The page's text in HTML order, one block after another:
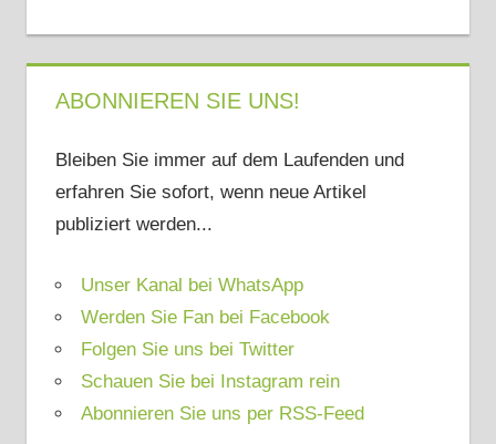
ABONNIEREN SIE UNS!
Bleiben Sie immer auf dem Laufenden und
erfahren Sie sofort, wenn neue Artikel
publiziert werden...
Unser Kanal bei WhatsApp
Werden Sie Fan bei Facebook
Folgen Sie uns bei Twitter
Schauen Sie bei Instagram rein
Abonnieren Sie uns per RSS-Feed